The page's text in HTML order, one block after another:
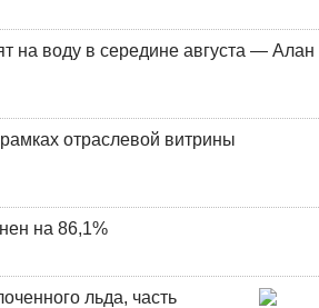
на воду в середине августа — Алан
отраслевой витрины
на 86,1%
льда, часть